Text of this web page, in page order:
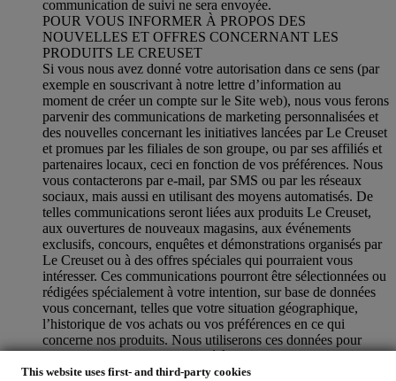
This website uses first- and third-party cookies
communication de suivi ne sera envoyée.
POUR VOUS INFORMER À PROPOS DES
NOUVELLES ET OFFRES CONCERNANT LES
PRODUITS LE CREUSET
Si vous nous avez donné votre autorisation dans ce sens (par
exemple en souscrivant à notre lettre d’information au
moment de créer un compte sur le Site web), nous vous ferons
parvenir des communications de marketing personnalisées et
des nouvelles concernant les initiatives lancées par Le Creuset
et promues par les filiales de son groupe, ou par ses affiliés et
partenaires locaux, ceci en fonction de vos préférences. Nous
vous contacterons par e-mail, par SMS ou par les réseaux
sociaux, mais aussi en utilisant des moyens automatisés. De
telles communications seront liées aux produits Le Creuset,
aux ouvertures de nouveaux magasins, aux événements
exclusifs, concours, enquêtes et démonstrations organisés par
Le Creuset ou à des offres spéciales qui pourraient vous
intéresser. Ces communications pourront être sélectionnées ou
rédigées spécialement à votre intention, sur base de données
vous concernant, telles que votre situation géographique,
l’historique de vos achats ou vos préférences en ce qui
concerne nos produits. Nous utiliserons ces données pour
mieux cerner vos centres d’intérêt. Ceci nous permettra de
personnaliser nos communications afin de les rendre plus